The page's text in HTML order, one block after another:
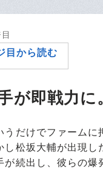
5月30日の対
ち.279と安定し
目から読む
が即戦力に
だけでファームに
松坂大輔が出現し
続出し、彼らの爆